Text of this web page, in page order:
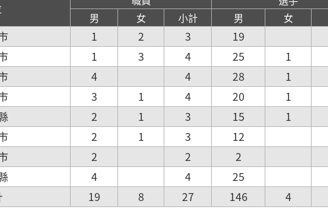
男
女 小計 男 女
1 2 3 19
1 3 4 25 1
4 4 28 1
3 1 4 20 1
2 1 3 15 1
2 1 3 12
2 2 2
4 4 25
19 8 27 146 4